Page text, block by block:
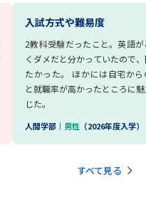
入試方式や難易度
2教科受験だったこと。英語
くダメだと分かっていたので
たかった。 ほかには自宅から
と就職率が高かったところに
じた。
人間学部｜ 男性 （2026年度入学）
すべて見る